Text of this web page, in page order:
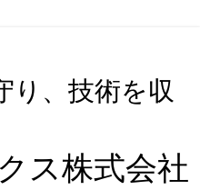
り、技術を収
ス株式会社